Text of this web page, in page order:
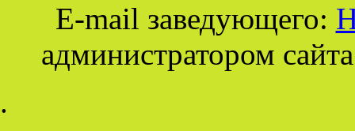
E-mail заведующего:
администратором
.